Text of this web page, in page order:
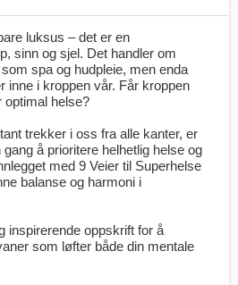
luksus – det er en
sinn og sjel. Det handler om
spa og hudpleie, men enda
inne i kroppen vår. Får kroppen
optimal helse?
trekker i oss fra alle kanter, er
å prioritere helhetlig helse og
med 9 Veier til Superhelse
balanse og harmoni i
inspirerende oppskrift for å
som løfter både din mentale